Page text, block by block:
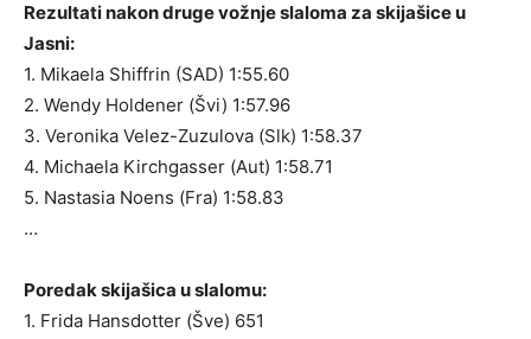
Rezultati nakon druge vožnje slaloma za skijašice u
Jasni:
1. Mikaela Shiffrin (SAD) 1:55.60
2. Wendy Holdener (Švi) 1:57.96
3. Veronika Velez-Zuzulova (Slk) 1:58.37
4. Michaela Kirchgasser (Aut) 1:58.71
5. Nastasia Noens (Fra) 1:58.83
…
Poredak skijašica u slalomu:
1. Frida Hansdotter (Šve) 651